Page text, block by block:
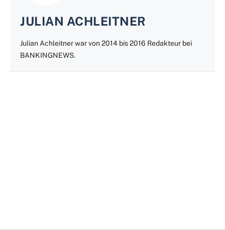
JULIAN ACHLEITNER
Julian Achleitner war von 2014 bis 2016 Redakteur bei
BANKINGNEWS.